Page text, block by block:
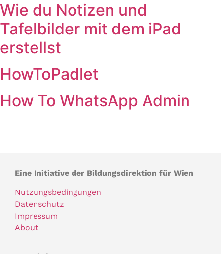
Wie du Notizen und
Tafelbilder mit dem iPad
erstellst
HowToPadlet
How To WhatsApp Admin
Eine Initiative der Bildungsdirektion für Wien
Nutzungsbedingungen
Datenschutz
Impressum
About